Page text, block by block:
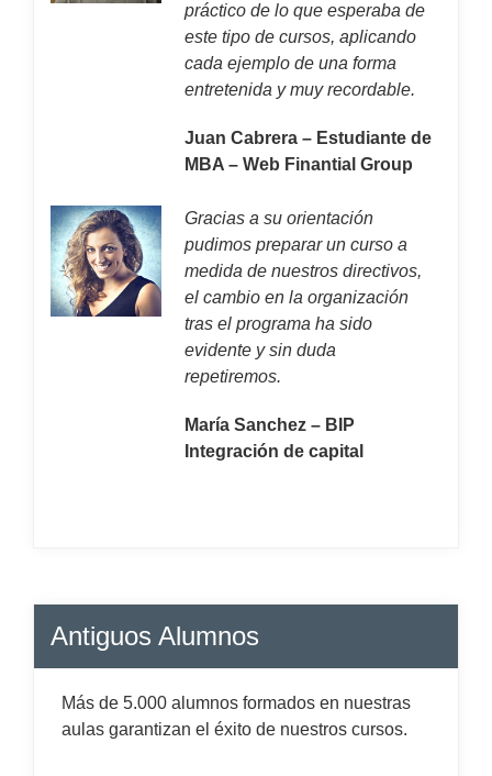
práctico de lo que esperaba de
este tipo de cursos, aplicando
cada ejemplo de una forma
entretenida y muy recordable.
Juan Cabrera – Estudiante de
MBA – Web Finantial Group
Gracias a su orientación
pudimos preparar un curso a
medida de nuestros directivos,
el cambio en la organización
tras el programa ha sido
evidente y sin duda
repetiremos.
María Sanchez – BIP
Integración de capital
Antiguos Alumnos
Más de 5.000 alumnos formados en nuestras
aulas garantizan el éxito de nuestros cursos.